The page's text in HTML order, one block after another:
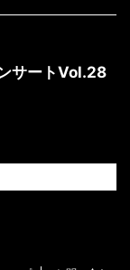
サートVol.28